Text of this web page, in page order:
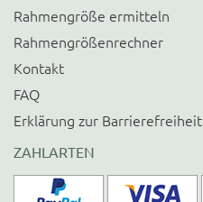
Rahmengröße ermitteln
Rahmengrößenrechner
Kontakt
FAQ
Erklärung zur Barrierefreiheit
ZAHLARTEN